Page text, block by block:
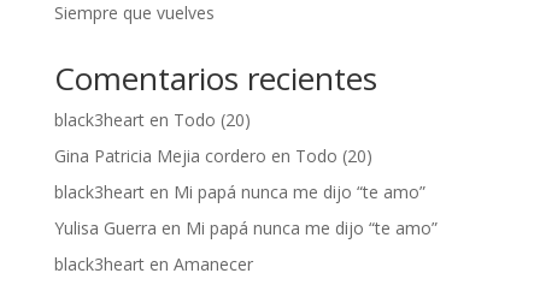
Siempre que vuelves
Comentarios recientes
black3hearten Todo (20)
Gina Patricia Mejia cordero en Todo (20)
black3hearten Mi papá nunca me dijo “te amo”
Yulisa Guerra en Mi papá nunca me dijo “te amo”
black3hearten Amanecer